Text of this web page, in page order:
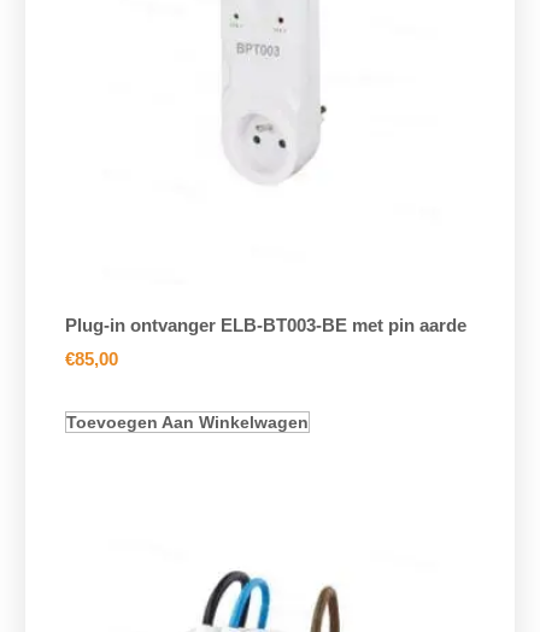
Plug-in ontvanger ELB-BT003-BE met pin aarde
€85,00
Toevoegen Aan Winkelwagen